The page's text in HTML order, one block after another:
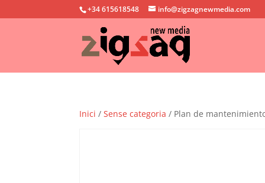
+34 615618548 info@zigzagnewmedia.com
Inici /Sense categoria / Plan de